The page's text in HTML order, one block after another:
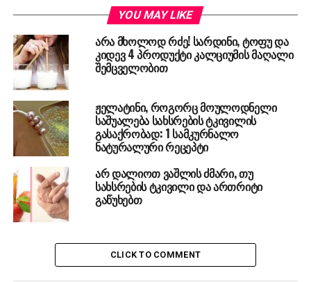
YOU MAY LIKE
არა მხოლოდ რძე! სარდინი, ტოფუ და
კიდევ 4 პროდუქტი კალციუმის მაღალი
შემცველობით
ჟელატინი, როგორც მოულოდნელი
საშუალება სახსრების ტკივილის
გასაქრობად: 1 სამკურნალო
ნატურალური რეცეპტი
არ დალიოთ ვაშლის ძმარი, თუ
სახსრების ტკივილი და ართრიტი
გაწუხებთ
CLICK TO COMMENT